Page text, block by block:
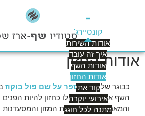
≡
קונסיירג'
אודות השירות
איך זה עובד
אודות השף
אודות החזון
קוד אתי
אירועי יוקרה
מתנה לכל חוגג
אודות החזון
כבוגר שלבית הספר על שם פול בוקוז
השף ארז שטרן שם לו כחזון להיות הפנים
והמארחות של תעשיית המזון והמסעדנות